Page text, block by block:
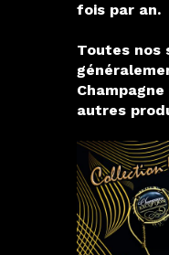
fois par an.
Toutes nos
autres